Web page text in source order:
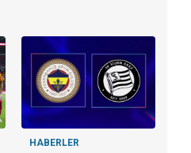
HABERLER